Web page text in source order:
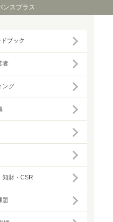
ンスプラス
ブック
者
ング
知財・CSR
題